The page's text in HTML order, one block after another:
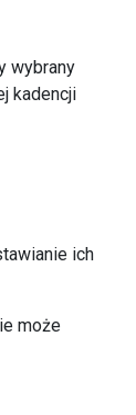
wybrany
kadencji
ich
może